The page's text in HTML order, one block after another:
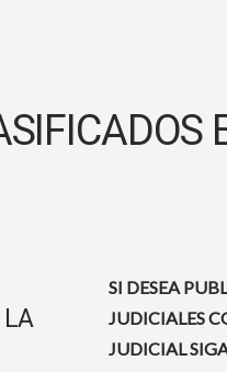
SI DESEA
JUDICIALES
JUDICIAL